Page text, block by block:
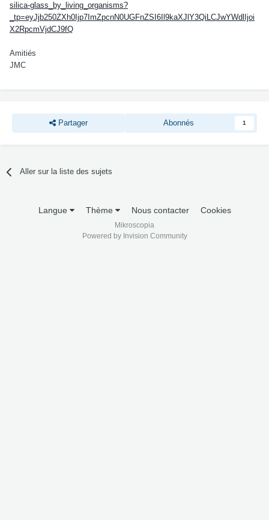
silica-glass_by_living_organisms?
_tp=eyJjb250ZXh0Ijp7ImZpcnN0UGFnZSI6Il9kaXJlY3QiLCJwYWdlIjoi
X2RpcmVjdCJ9fQ
Amitiés
JMC
Partager Abonnés 1
Aller sur la liste des sujets
Langue Thème Nous contacter Cookies
Mikroscopia
Powered by Invision Community